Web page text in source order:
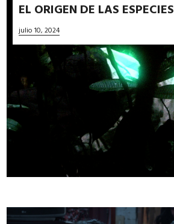
EL ORIGEN DE LAS ESPECIES
julio 10, 2024